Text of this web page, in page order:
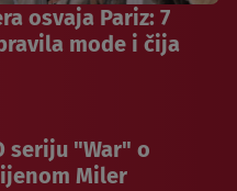
osvaja Pariz: 7
mode i čija
seriju "War" o
Miler